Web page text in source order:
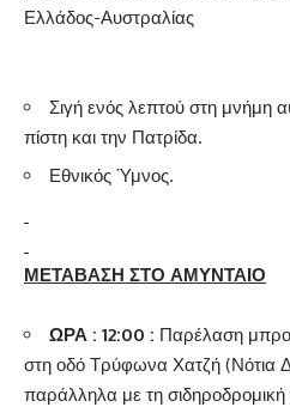
Ελλάδος-Αυστραλίας
Σιγή ενός λεπτού στη μνήμη
πίστη και την Πατρίδα.
Εθνικός Ύμνος.
ΜΕΤΑΒΑΣΗ ΣΤΟ ΑΜΥΝΤΑΙΟ
ΩΡΑ : 12:00 : Παρέλαση
στη οδό Τρύφωνα Χατζή (Νότια
παράλληλα με τη